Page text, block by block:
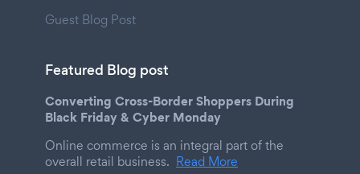
Guest Blog Post
Featured Blog post
Converting Cross-Border Shoppers During
Black Friday & Cyber Monday
Online commerce is an integral part of the
overall retail business. Read More